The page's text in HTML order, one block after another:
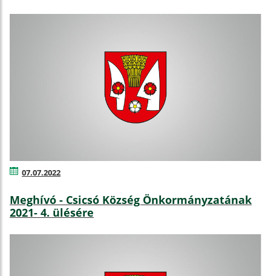
07.07.2022
Meghívó - Csicsó Község Önkormányzatának
2021- 4. ülésére